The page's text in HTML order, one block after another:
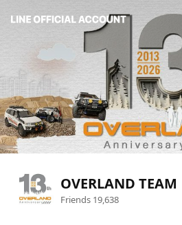
OVERLAND TEAM
Friends 19,638